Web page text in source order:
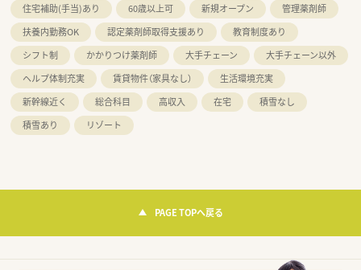
住宅補助(手当)あり
60歳以上可 新規オープン
管理薬剤師
扶養内勤務OK
認定薬剤師取得支援あり
教育制度あり
シフト制
かかりつけ薬剤師 大手チェーン
大手チェーン以外
ヘルプ体制充実
賃貸物件（家具なし）
生活環境充実
新幹線近く
総合科目 高収入 在宅
積雪なし
積雪あり
リゾート
PAGE TOPへ戻る